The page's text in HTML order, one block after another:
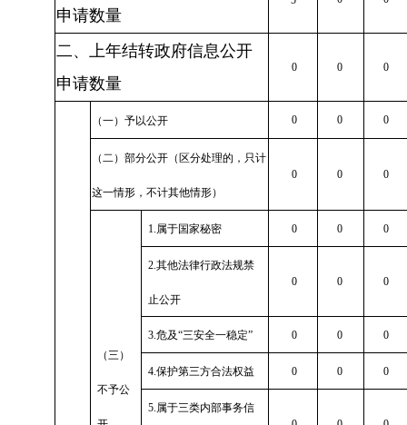
申请数量
二、上年结转政府信息公开
申请数量
0 0 0
（一）予以公开 0 0 0
（二）部分公开（区分处理的，只计
这一情形，不计其他情形）
0 0 0
（三）
不予公
1.属于国家秘密 0 0 0
2.其他法律行政法规禁
止公开
0 0 0
3.危及“三安全一稳定” 0 0 0
4.保护第三方合法权益 0 0 0
5.属于三类内部事务信